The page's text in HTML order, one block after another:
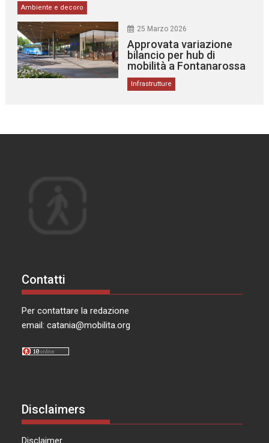
Ambiente e decoro
25 Marzo 2026
Approvata variazione
bilancio per hub di
mobilità a Fontanarossa
Infrastrutture
Contatti
Per contattare la redazione
email:catania@mobilita.org
Disclaimers